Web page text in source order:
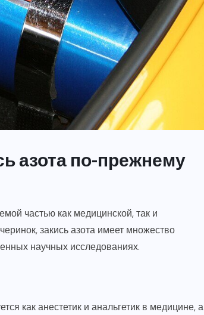
азота по-прежнему
частью как медицинской, так и
закись азота имеет множество
научных исследованиях.
как анестетик и анальгетик в медицине, а
БЕЗОПАСНОСТЬ НОВОСТИ
ОБОРУДОВАНИЕ ПРИМЕНЕНИЕ
СВОЙСТВА
Закись азота и внезапная
8 ЯНВАРЯ, 2026